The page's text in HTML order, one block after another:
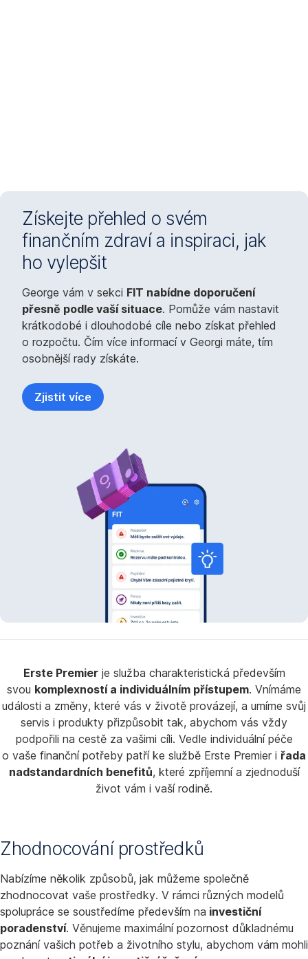
Získejte přehled o svém
finančním zdraví a inspiraci, jak
ho vylepšit
George vám v sekci FIT nabídne doporučení
přesně podle vaší situace. Pomůže vám nastavit
krátkodobé i dlouhodobé cíle nebo získat přehled
o rozpočtu. Čím více informací v Georgi máte, tím
osobnější rady získáte.
Zjistit více
Erste Premierje služba charakteristická především
svou komplexností a individuálním přístupem. Vnímáme
události a změny, které vás v životě provázejí, a umíme svůj
servis i produkty přizpůsobit tak, abychom vás vždy
podpořili na cestě za vašimi cíli. Vedle individuální péče
o vaše finanční potřeby patří ke službě Erste Premier i řada
nadstandardních benefitů, které zpříjemní a zjednoduší
život vám i vaší rodině.
Zhodnocování prostředků
Nabízíme několik způsobů, jak můžeme společně
zhodnocovat vaše prostředky. V rámci různých modelů
spolupráce se soustředíme především na investiční
poradenství. Věnujeme maximální pozornost důkladnému
poznání vašich potřeb a životního stylu, abychom vám mohli